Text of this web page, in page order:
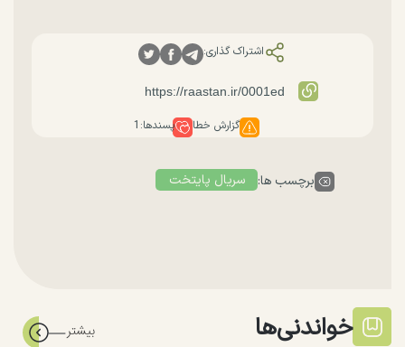
اشتراک گذاری:
گزارش خطا پسندها: 1
برچسب ها: سریال پایتخت
خواندنی‌ها